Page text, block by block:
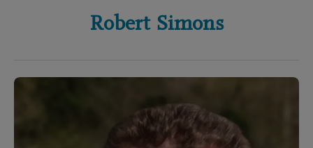
Robert Simons